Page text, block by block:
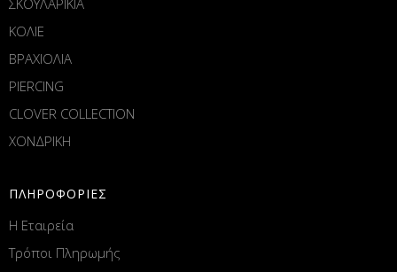
ΣΚΟΥΛΑΡΙΚΙΑ
ΚΟΛΙΕ
ΒΡΑΧΙΟΛΙΑ
PIERCING
CLOVER COLLECTION
ΧΟΝΔΡΙΚΗ
ΠΛΗΡΟΦΟΡΙΕΣ
Η Εταιρεία
Τρόποι Πληρωμής